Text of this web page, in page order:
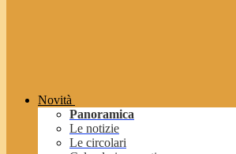
Novità
Panoramica
Le notizie
Le circolari